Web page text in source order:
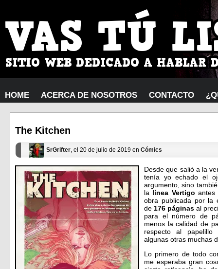
HOME ACERCA DE NOSOTROS CONTACTO
The Kitchen
SrGrifter, el 20 de julio de 2019 en Cómics
Desde que salió a la
tenía yo echado el
argumento, sino
la línea Vertigo
obra publicada por la
de 176 páginas al
para el número de
menos la calidad de
respecto al
algunas otras muchas
Lo primero de todo
me esperaba gran